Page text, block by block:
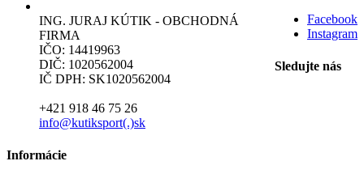
Facebook
Instagram
Sledujte nás
ING. JURAJ KÚTIK - OBCHODNÁ
FIRMA
IČO: 14419963
DIČ: 1020562004
IČ DPH: SK1020562004
+421 918 46 75 26
info@kutiksport(.)sk
Informácie